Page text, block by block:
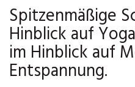
Spitzenmäßige
Hinblick auf
im Hinblick auf
Entspannung.